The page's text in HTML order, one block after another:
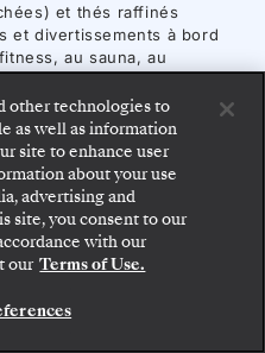
et thés raffinés
et divertissements à bord
au sauna, au
du spa (aux heures
Wind
votre suite et consultez
incluses avant de
Silversea en toute
SUITE
other technologies to
as well as information
site to enhance user
about your use
advertising and
site, you consent to our
with our
our Terms of Use.